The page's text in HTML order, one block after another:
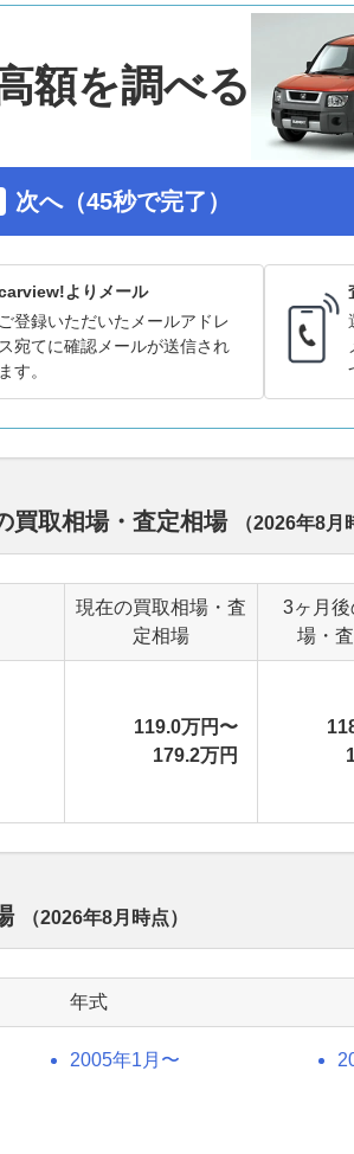
額を調べる
次へ（45秒で完了）
よりメール
ご登録いただいたメールアドレ
ス宛てに確認メールが送信され
ます。
買取相場・査定相場 （2026年8月
現在の買取相場・査
定相場
3ヶ月
場・
119.0万円〜
179.2万円
（2026年8月 時点）
年式
2005年1月〜